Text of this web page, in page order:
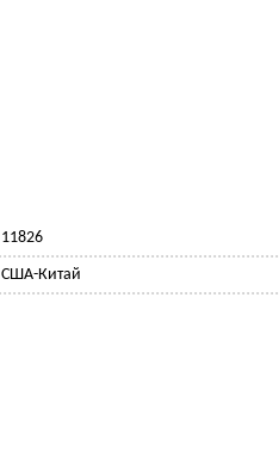
11826
США-Китай